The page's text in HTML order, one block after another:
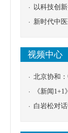
以科技创
新时代中
视频中心
北京协和
协同
《新闻
医救治的
白岩松对